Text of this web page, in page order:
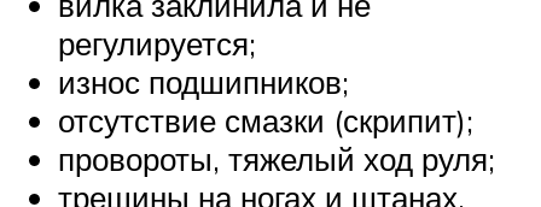
регулируется;
износ подшипников;
отсутствие смазки (скрипит);
провороты, тяжелый ход руля;
трещины на ногах и штанах.